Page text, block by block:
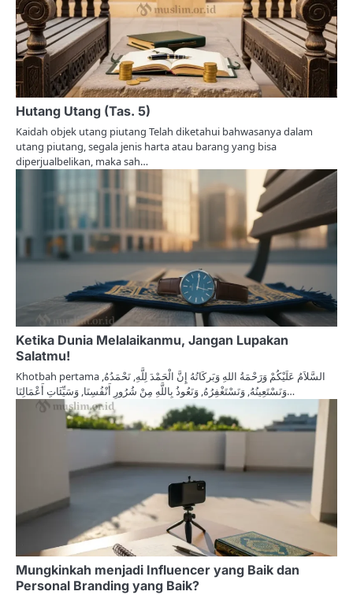
v
i
g
a
t
i
n
Hutang Utang (Tas. 5)
Kaidah objek utang piutang Telah diketahui bahwasanya dalam
utang piutang, segala jenis harta atau barang yang bisa
diperjualbelikan, maka sah…
Ketika Dunia Melalaikanmu, Jangan Lupakan
Salatmu!
Khotbah pertama السَّلاَمُ عَلَيْكُمْ وَرَحْمَةُ اللهِ وَبَركَاتُهُ إِنَّ الْحَمْدَ لِلَّهِ, نَحْمَدُهُ,
وَنَسْتَعِينُهُ, وَنَسْتَغْفِرُهُ, وَنَعُوذُ بِاللَّهِ مِنْ شُرُورِ أَنْفُسِنَا, وَسَيِّئَاتِ أَعْمَالِنَا…
Mungkinkah menjadi Influencer yang Baik dan
Personal Branding yang Baik?